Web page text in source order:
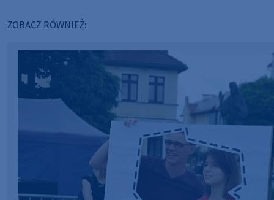
ZOBACZ RÓWNIEŻ: